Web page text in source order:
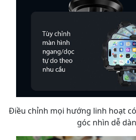
Điều chỉnh mọi hướng linh hoạt
góc nhìn dễ